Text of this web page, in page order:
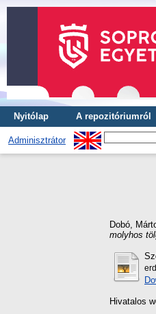
Nyitólap A repozitóriumról
Adminisztrátor
Dobó,
molyhos
Hivatalos